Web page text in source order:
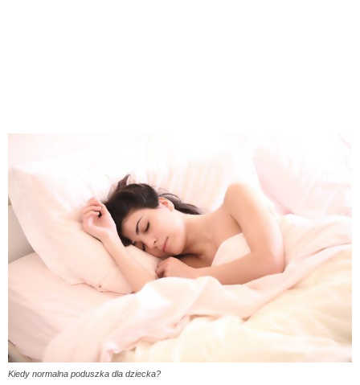
Kiedy normalna poduszka dla dziecka?